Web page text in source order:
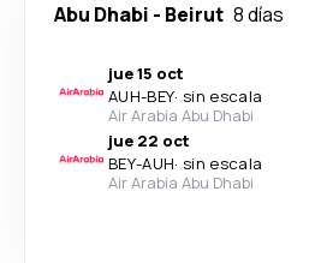
Abu Dhabi - Beirut 8 días
jue 15 oct
AUH-BEY· sin escala
Air Arabia Abu Dhabi
jue 22 oct
BEY-AUH· sin escala
Air Arabia Abu Dhabi